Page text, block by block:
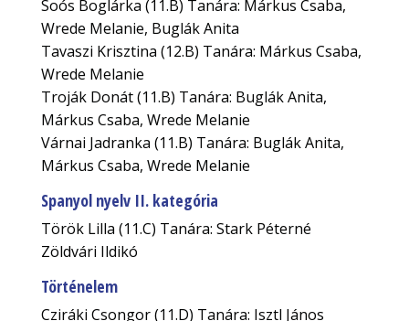
Soós Boglárka (11.B) Tanára: Márkus Csaba,
Wrede Melanie, Buglák Anita
Tavaszi Krisztina (12.B) Tanára: Márkus Csaba,
Wrede Melanie
Troják Donát (11.B) Tanára: Buglák Anita,
Márkus Csaba, Wrede Melanie
Várnai Jadranka (11.B) Tanára: Buglák Anita,
Márkus Csaba, Wrede Melanie
Spanyol nyelv II. kategória
Török Lilla (11.C) Tanára: Stark Péterné
Zöldvári Ildikó
Történelem
Cziráki Csongor (11.D) Tanára: Isztl János